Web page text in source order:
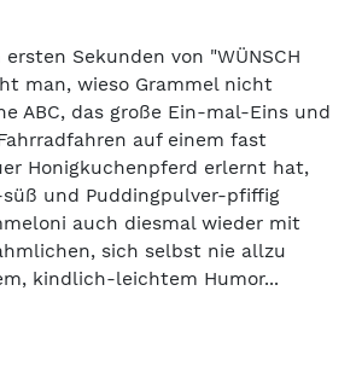
Sekunden von "WÜNSCH
man, wieso Grammel nicht
ABC, das große Ein-mal-Eins und
auf einem fast
Honigkuchenpferd erlernt hat,
und Puddingpulver-pfiffig
auch diesmal wieder mit
sich selbst nie allzu
kindlich-leichtem Humor...